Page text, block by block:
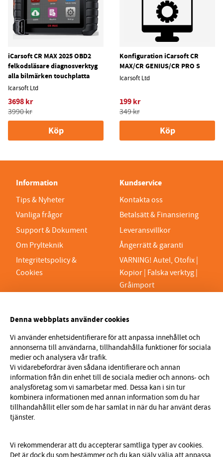
iCarsoft CR MAX 2025 OBD2
felkodsläsare diagnosverktyg
alla bilmärken touchplatta
Icarsoft Ltd
3698 kr
3990 kr
Köp
Konfiguration iCarsoft CR
MAX/CR GENIUS/CR PRO S
Icarsoft Ltd
199 kr
349 kr
Köp
Information
Tips & Nyheter
Vanliga frågor
Support & Dokument
Om Prylteknik
Integritetspolicy &
Cookies
Kundservice
Kontakta oss
Betalsätt & Finansiering
Leveransvillkor
Ångerrätt & garanti
VARNING! Autel, Otofix |
Kopior | Falska verktyg |
Gråimport
Org.nr 559329-1189
VAT SE559329118901
info@prylteknik.se
0321777170
Nyhetsbrev
I vårt nyhetsbrev får du ta del av nyheter och
erbjudanden före alla andra. Registrera dig här nedan.
Skicka
Denna webbplats använder cookies
Vi använder enhetsidentifierare för att anpassa innehållet och
annonserna till användarna, tillhandahålla funktioner för sociala
medier och analysera vår trafik.
Vi vidarebefordrar även sådana identifierare och annan
information från din enhet till de sociala medier och annons- och
analysföretag som vi samarbetar med. Dessa kan i sin tur
kombinera informationen med annan information som du har
tillhandahållit eller som de har samlat in när du har använt deras
tjänster.
Vi rekommenderar att du accepterar samtliga typer av cookies.
Det är dock du som bestämmer och du kan själv välja att anpassa